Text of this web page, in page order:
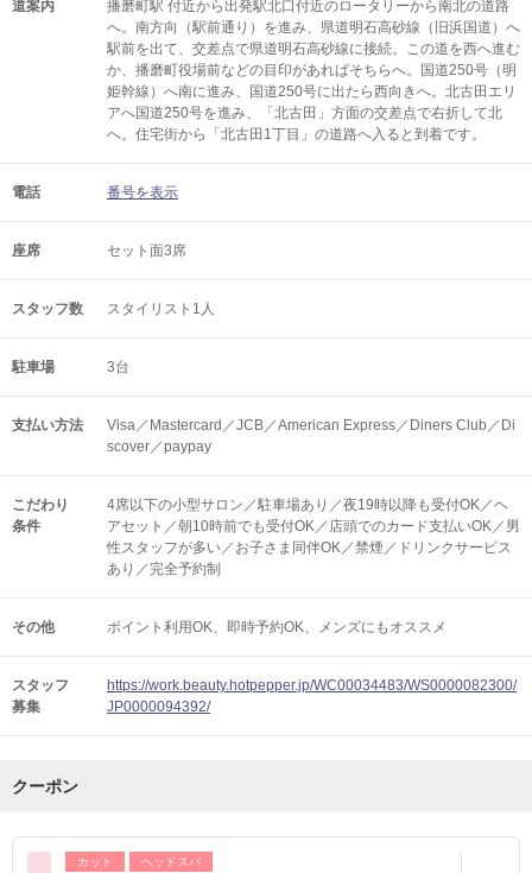
道案内
播磨町駅 付近から出発駅北口付近のロータリーから南北の道路
へ。南方向（駅前通り）を進み、県道明石高砂線（旧浜国道）へ
駅前を出て、交差点で県道明石高砂線に接続。この道を西へ進む
か、播磨町役場前などの目印があればそちらへ。国道250号（明
姫幹線）へ南に進み、国道250号に出たら西向きへ。北古田エリ
アへ国道250号を進み、「北古田」方面の交差点で右折して北
へ。住宅街から「北古田1丁目」の道路へ入ると到着です。
電話 番号を表示
座席 セット面3席
スタッフ数 スタイリスト1人
駐車場 3台
支払い方法
Visa／Mastercard／JCB／American Express／Diners Club／Di
scover／paypay
こだわり
条件
4席以下の小型サロン／駐車場あり／夜19時以降も受付OK／ヘ
アセット／朝10時前でも受付OK／店頭でのカード支払いOK／男
性スタッフが多い／お子さま同伴OK／禁煙／ドリンクサービス
あり／完全予約制
その他 ポイント利用OK 即時予約OK メンズにもオススメ
スタッフ
募集
https://work.beauty.hotpepper.jp/WC00034483/WS0000082300/
JP0000094392/
クーポン
カット ヘッドスパ